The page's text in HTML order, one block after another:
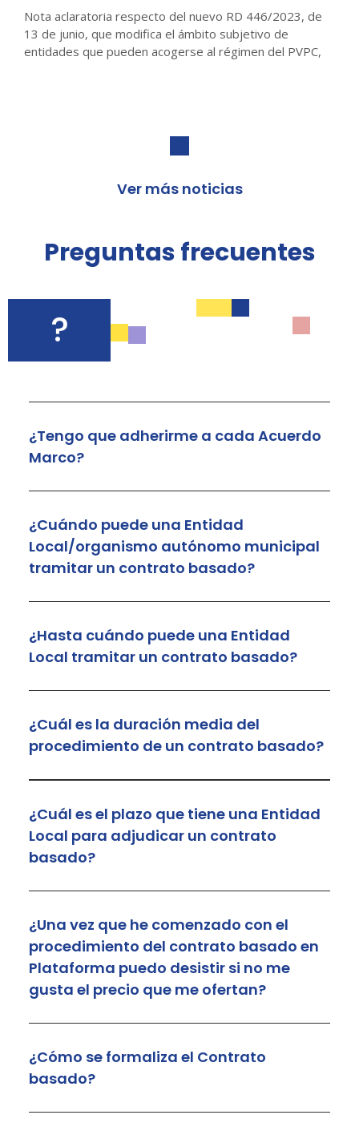
Nota aclaratoria respecto del nuevo RD 446/2023, de
13 de junio, que modifica el ámbito subjetivo de
entidades que pueden acogerse al régimen del PVPC,
Ver más noticias
Preguntas frecuentes
?
¿Tengo que adherirme a cada Acuerdo
Marco?
¿Cuándo puede una Entidad
Local/organismo autónomo municipal
tramitar un contrato basado?
¿Hasta cuándo puede una Entidad
Local tramitar un contrato basado?
¿Cuál es la duración media del
procedimiento de un contrato basado?
¿Cuál es el plazo que tiene una Entidad
Local para adjudicar un contrato
basado?
¿Una vez que he comenzado con el
procedimiento del contrato basado en
Plataforma puedo desistir si no me
gusta el precio que me ofertan?
¿Cómo se formaliza el Contrato
basado?